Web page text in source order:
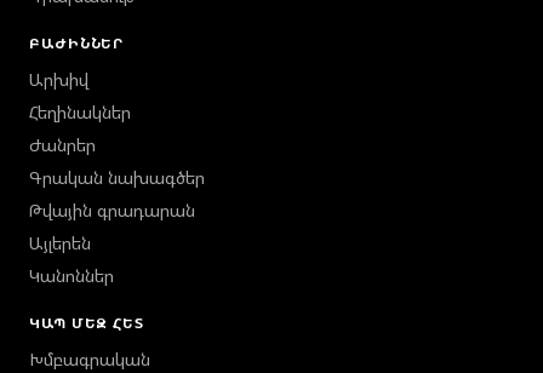
ԲԱԺԻՆՆԵՐ
Արխիվ
Հեղինակներ
Ժանրեր
Գրական նախագծեր
Թվային գրադարան
Այլերեն
Կանոններ
ԿԱՊ ՄԵԶ ՀԵՏ
Խմբագրական